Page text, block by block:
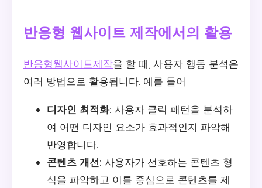
반응형 웹사이트 제작에서의 활용
반응형웹사이트제작을 할 때, 사용자 행동 분석은
여러 방법으로 활용됩니다. 예를 들어:
디자인 최적화: 사용자 클릭 패턴을 분석하
여 어떤 디자인 요소가 효과적인지 파악해
반영합니다.
콘텐츠 개선: 사용자가 선호하는 콘텐츠 형
식을 파악하고 이를 중심으로 콘텐츠를 제